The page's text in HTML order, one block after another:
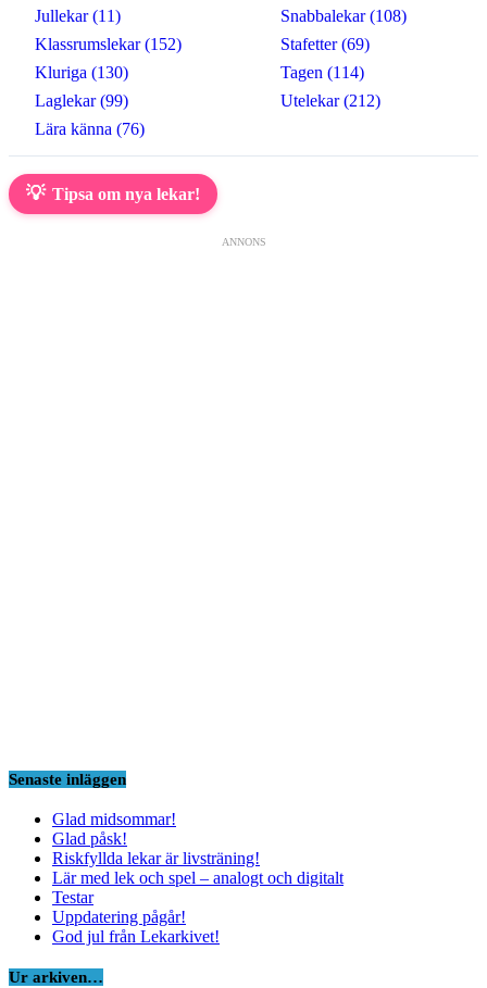
Jullekar (11)
Klassrumslekar (152)
Kluriga (130)
Laglekar (99)
Lära känna (76)
Snabbalekar (108)
Stafetter (69)
Tagen (114)
Utelekar (212)
💡 Tipsa om nya lekar!
ANNONS
Senaste inläggen
Glad midsommar!
Glad påsk!
Riskfyllda lekar är livsträning!
Lär med lek och spel – analogt och digitalt
Testar
Uppdatering pågår!
God jul från Lekarkivet!
Ur arkiven…